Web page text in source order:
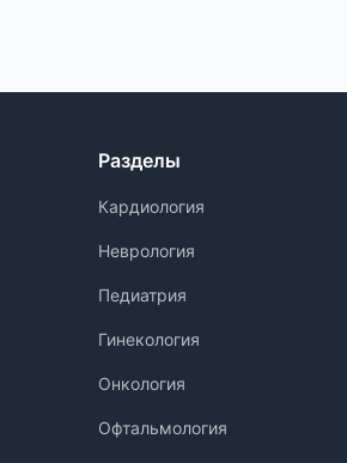
Разделы
Кардиология
Неврология
Педиатрия
Гинекология
Онкология
Офтальмология